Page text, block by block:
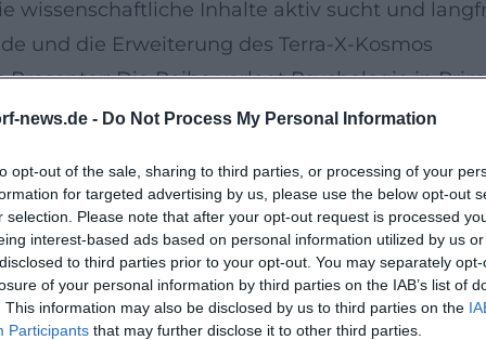
news.de - Do Not Process My Personal Information
opt-out of the sale, sharing to third parties, or processing of your
for targeted advertising by us, please use the below opt-out
selection. Please note that after your opt-out request is processed
interest-based ads based on personal information utilized by us
to third parties prior to your opt-out. You may separately
of your personal information by third parties on the IAB’s list of
This information may also be disclosed by us to third parties on the
Participants that may further disclose it to other third parties.
wissenschaftliche Inhalte aktiv sucht und
und die Erweiterung des Terra-X-Kosmos
Presenter: Die Reihe verlegt Psychologie in
Mut und Selbstwirksamkeit bis hin zur
Brücke. 2025 erhielt das
psychologische Themen in der Breite der
“Gute Gefühle” fürs Fernsehen, wodurch
zugänglich wurde.
und Übersetzungen
fühlen – Eine Reise zur Gelassenheit” einen